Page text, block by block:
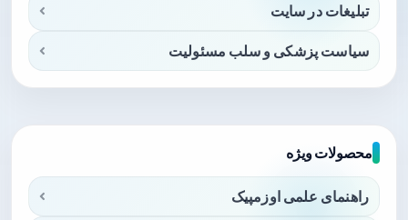
تبلیغات در سایت
سیاست پزشکی و سلب مسئولیت
محصولات ویژه
راهنمای علمی اوزمپیک